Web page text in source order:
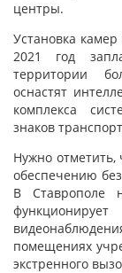
центры.
Установка
2021 год
территории
оснастят
комплекса
знаков
Нужно отметить,
обеспечению
В Ставрополе
помещениях
экстренного